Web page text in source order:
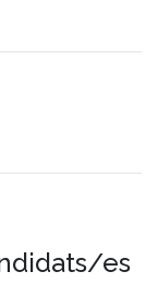
es